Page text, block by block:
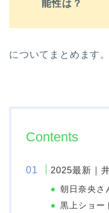
能性は？
についてまとめます。
Contents
2025最新｜
朝日奈央さ
黒上ショー